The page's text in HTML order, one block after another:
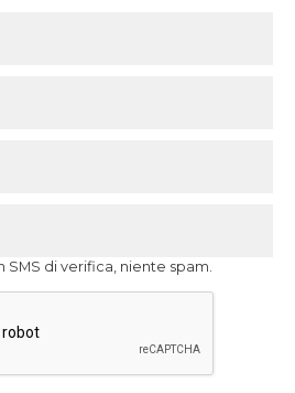
SMS di verifica, niente spam.